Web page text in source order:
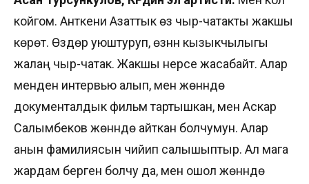
койгом. Анткени Азаттык өзү чыр-чатакты жакшы
көрөт. Өздөрү уюштуруп, өзүнүн кызыкчылыгы
жалаң чыр-чатак. Жакшы нерсе жасабайт. Алар
менден интервью алып, мен жөнүндө
документалдык фильм тартышкан, мен Аскар
Салымбеков жөнүндө айткан болчумун. Алар
анын фамилиясын чийип салышыптыр. Ал мага
жардам берген болчу да, мен ошол жөнүндө